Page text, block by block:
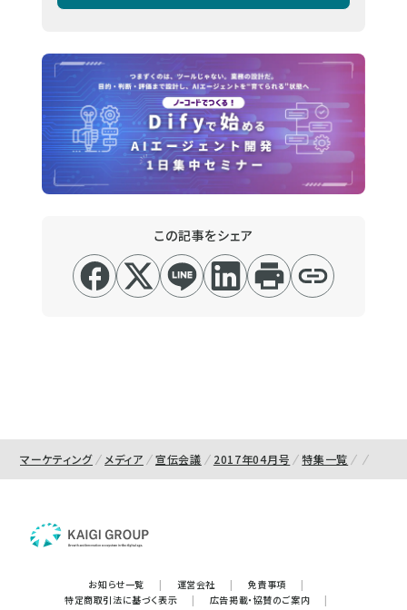
この記事をシェア
マーケティング メディア 宣伝会議 2017年04月号 特集一覧
お知らせ一覧 | 運営会社 | 免責事項
|
特定商取引法に基づく表示
| 広告掲載・協賛のご案内
|